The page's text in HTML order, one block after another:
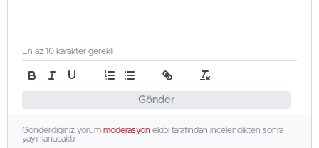
Gönder
En az 10 karakter gerekli
Gönderdiğiniz yorum moderasyon ekibi tarafından incelendikten sonra
yayınlanacaktır.